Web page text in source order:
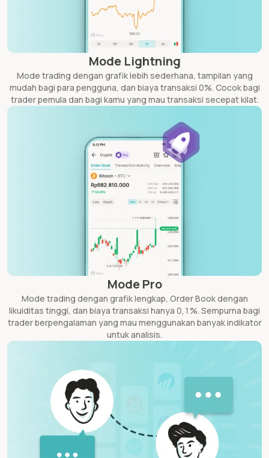
Mode Lightning
Mode trading dengan grafik lebih sederhana, tampilan yang
mudah bagi para pengguna, dan biaya transaksi 0%. Cocok bagi
trader pemula dan bagi kamu yang mau transaksi secepat kilat.
Mode Pro
Mode trading dengan grafik lengkap, Order Book dengan
likuiditas tinggi, dan biaya transaksi hanya 0,1%. Sempurna bagi
trader berpengalaman yang mau menggunakan banyak indikator
untuk analisis.